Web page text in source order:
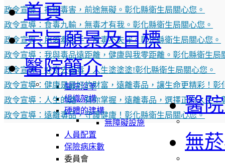
政令宣導：拒絕毒害，前途無礙。彰化縣衛生局關心您。
政令宣導：食毒九輸，無毒才有我。彰化縣衛生局關心您。
政令宣導：用愛牽起手，反毒不失守。彰化縣衛生局關心您。
政令宣導：我與毒品遠距離，健康與我零距離。彰化縣衛生局
政令宣導：好奇去吸毒，人生塗塗塗!彰化縣衛生局關心您。
政令宣導：健康是最好的財富，遠離毒品，讓生命更精彩！彰
政令宣導：人生的路，有你掌握，遠離毒品，選擇正向人生！
政令宣導：遠離毒品，守護健康！彰化縣衛生局關心您。
首頁
宗旨願景及目標
醫院簡介
醫院沿革
組織架構
硬體的建構
無障礙設施
人員配置
保險病床數
委員會
醫
無